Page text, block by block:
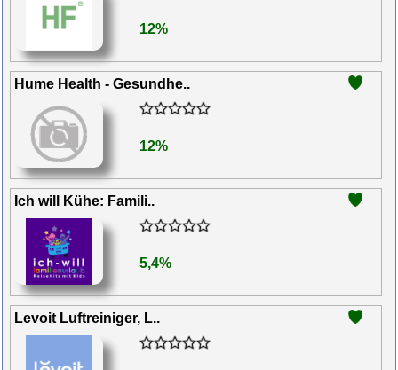
12%
Hume Health - Gesundhe..
12%
Ich will Kühe: Famili..
5,4%
Levoit Luftreiniger, L..